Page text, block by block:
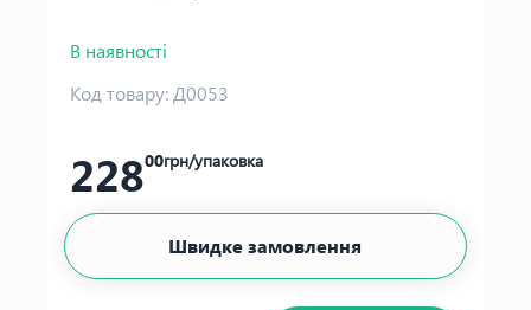
В наявності
Код товару:Д0053
22800грн/упаковка
Швидке замовлення